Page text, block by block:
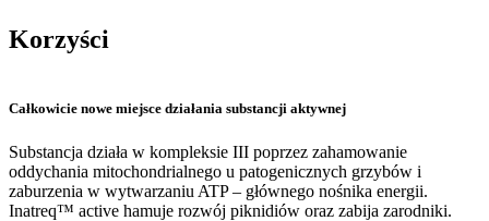
Korzyści
Całkowicie nowe miejsce działania substancji aktywnej
Substancja działa w kompleksie III poprzez zahamowanie
oddychania mitochondrialnego u patogenicznych grzybów i
zaburzenia w wytwarzaniu ATP – głównego nośnika energii.
Inatreq™ active hamuje rozwój piknidiów oraz zabija zarodniki.